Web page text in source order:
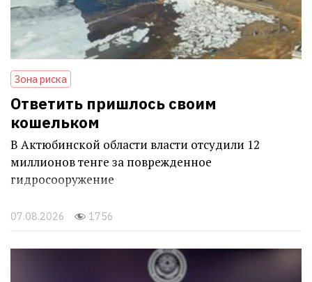
Зона риска
Ответить пришлось своим
кошельком
В Актюбинской области власти отсудили 12
миллионов тенге за поврежденное
гидросооружение
07.08.2026 1756